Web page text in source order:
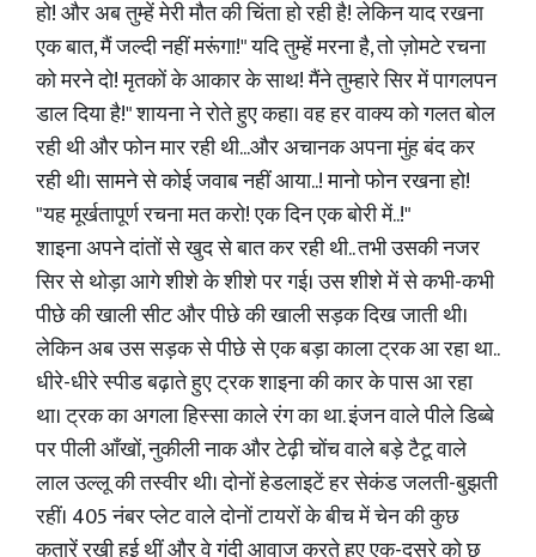
हो! और अब तुम्हें मेरी मौत की चिंता हो रही है! लेकिन याद रखना
एक बात, मैं जल्दी नहीं मरूंगा!" यदि तुम्हें मरना है, तो ज़ोमटे रचना
को मरने दो! मृतकों के आकार के साथ! मैंने तुम्हारे सिर में पागलपन
डाल दिया है!" शायना ने रोते हुए कहा। वह हर वाक्य को गलत बोल
रही थी और फोन मार रही थी...और अचानक अपना मुंह बंद कर
रही थी। सामने से कोई जवाब नहीं आया..! मानो फोन रखना हो!
"यह मूर्खतापूर्ण रचना मत करो! एक दिन एक बोरी में..!"
शाइना अपने दांतों से खुद से बात कर रही थी.. तभी उसकी नजर
सिर से थोड़ा आगे शीशे के शीशे पर गई। उस शीशे में से कभी-कभी
पीछे की खाली सीट और पीछे की खाली सड़क दिख जाती थी।
लेकिन अब उस सड़क से पीछे से एक बड़ा काला ट्रक आ रहा था..
धीरे-धीरे स्पीड बढ़ाते हुए ट्रक शाइना की कार के पास आ रहा
था। ट्रक का अगला हिस्सा काले रंग का था. इंजन वाले पीले डिब्बे
पर पीली आँखों, नुकीली नाक और टेढ़ी चोंच वाले बड़े टैटू वाले
लाल उल्लू की तस्वीर थी। दोनों हेडलाइटें हर सेकंड जलती-बुझती
रहीं। 405 नंबर प्लेट वाले दोनों टायरों के बीच में चेन की कुछ